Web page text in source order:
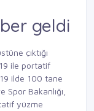
geldi
çıktığı
ile portatif
ilde 100 tane
Bakanlığı,
yüzme